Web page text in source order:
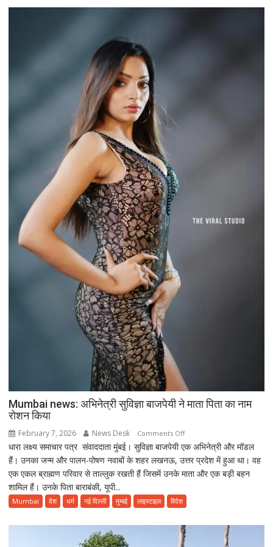
हमला
Mumbai news: अभिनेत्री सुविज्ञा बाजपेयी ने माता पिता का नाम
रोशन किया
February 7, 2026 News Desk Comments Offon
Mumbai
news:
अभिनेत्री
माता
पिता
धारा लक्ष्य समाचार पत्र संवाददाता मुंबई। सुविज्ञा बाजपेयी एक अभिनेत्री और मॉडल
हैं। उनका जन्म और पालन-पोषण नवाबों के शहर लखनऊ, उत्तर प्रदेश में हुआ था। वह
एक एकल ब्राह्मण परिवार से ताल्लुक रखती हैं जिसमें उनके माता और एक बड़ी बहन
शामिल हैं। उनके पिता बाराबंकी, यूपी...
Mumbai देश धर्म नई दिल्ली मुम्बई लाइस्टाइल विदेश